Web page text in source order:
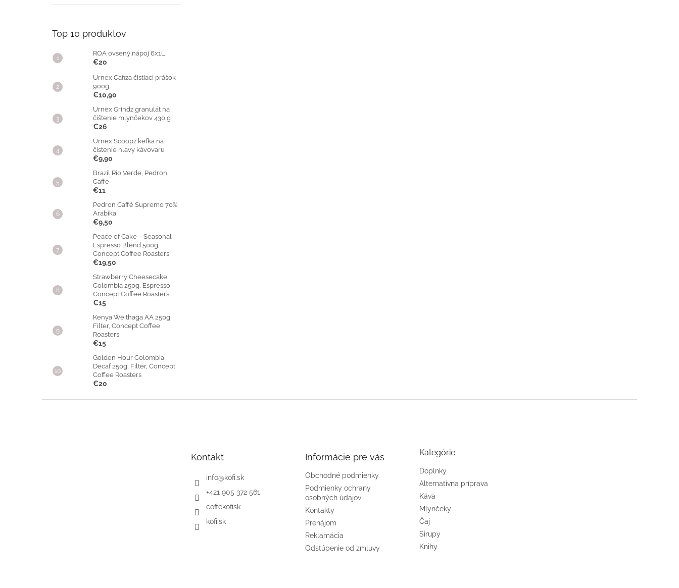
Top 10 produktov
ROA ovsený nápoj 6x1L
€20
Urnex Cafiza čistiaci prášok
900g
€10,90
Urnex Grindz granulát na
čištenie mlynčekov 430 g
€26
Urnex Scoopz kefka na
čistenie hlavy kávovaru
€9,90
Brazil Rio Verde, Pedron
Caffe
€11
Pedron Caffé Supremo 70%
Arabika
€9,50
Peace of Cake – Seasonal
Espresso Blend 500g,
Concept Coffee Roasters
€19,50
Strawberry Cheesecake
Colombia 250g, Espresso,
Concept Coffee Roasters
€15
Kenya Weithaga AA 250g,
Filter, Concept Coffee
Roasters
€15
Golden Hour Colombia
Decaf 250g, Filter, Concept
Coffee Roasters
€20
Kontakt
info@kofi.sk
+421 905 372 561
coffekofisk
kofi.sk
Informácie pre vás
Obchodné podmienky
Podmienky ochrany
osobných údajov
Kontakty
Prenájom
Reklamácia
Odstúpenie od zmluvy
Kategórie
Doplnky
Alternatívna príprava
Káva
Mlynčeky
Čaj
Sirupy
Knihy